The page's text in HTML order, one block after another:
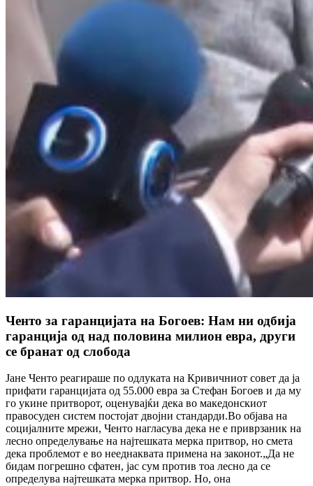
Ченто за гаранцијата на Богоев: Нам ни одбија
гаранција од над половина милион евра, други
се бранат од слобода
Јане Ченто реагираше по одлуката на Кривичниот совет да ја
прифати гаранцијата од 55.000 евра за Стефан Богоев и да му
го укине притворот, оценувајќи дека во македонскиот
правосуден систем постојат двојни стандарди.Во објава на
социјалните мрежи, Ченто нагласува дека не е приврзаник на
лесно определување на најтешката мерка притвор, но смета
дека проблемот е во нееднаквата примена на законот.„Да не
бидам погрешно сфатен, јас сум против тоа лесно да се
определува најтешката мерка притвор. Но, она